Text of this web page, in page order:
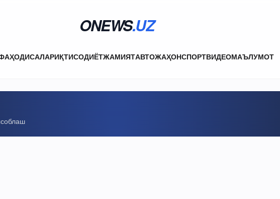
ONEWS.UZ
ҲОДИСАЛАРИҚТИСОДИЁТЖАМИЯТАВТОЖАҲОНСПОРТВИДЕОМАЪЛУМОТ